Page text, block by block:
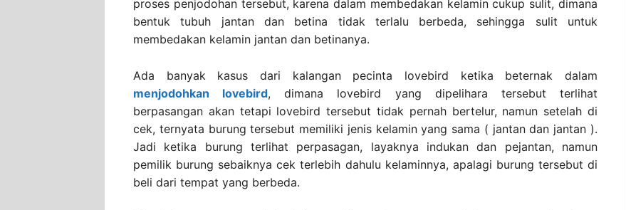
proses penjodohan tersebut, karena dalam membedakan kelamin cukup sulit, dimana
bentuk tubuh jantan dan betina tidak terlalu berbeda, sehingga sulit untuk
membedakan kelamin jantan dan betinanya.
Ada banyak kasus dari kalangan pecinta lovebird ketika beternak dalam
menjodohkan lovebird, dimana lovebird yang dipelihara tersebut terlihat
berpasangan akan tetapi lovebird tersebut tidak pernah bertelur, namun setelah di
cek, ternyata burung tersebut memiliki jenis kelamin yang sama ( jantan dan jantan ).
Jadi ketika burung terlihat perpasagan, layaknya indukan dan pejantan, namun
pemilik burung sebaiknya cek terlebih dahulu kelaminnya, apalagi burung tersebut di
beli dari tempat yang berbeda.